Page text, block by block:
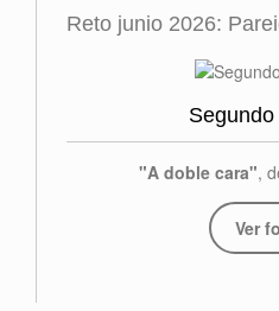
Reto junio 2026:
"A doble cara",
Ver